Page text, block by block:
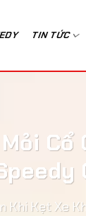
TIN TỨC
Khi Kẹt Xe